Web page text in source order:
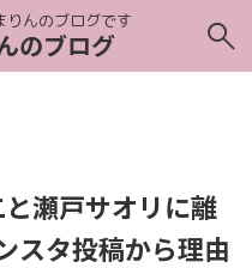
りんのブログです
のブログ
と瀬戸サオリに離
スタ投稿から理由